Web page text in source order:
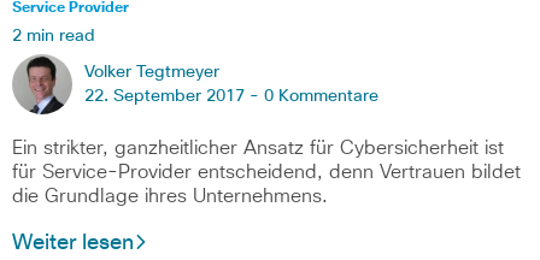
Service Provider
2 min read
Volker Tegtmeyer
22. September 2017 - 0 Kommentare
Ein strikter, ganzheitlicher Ansatz für Cybersicherheit ist
für Service-Provider entscheidend, denn Vertrauen bildet
die Grundlage ihres Unternehmens.
Weiter lesen